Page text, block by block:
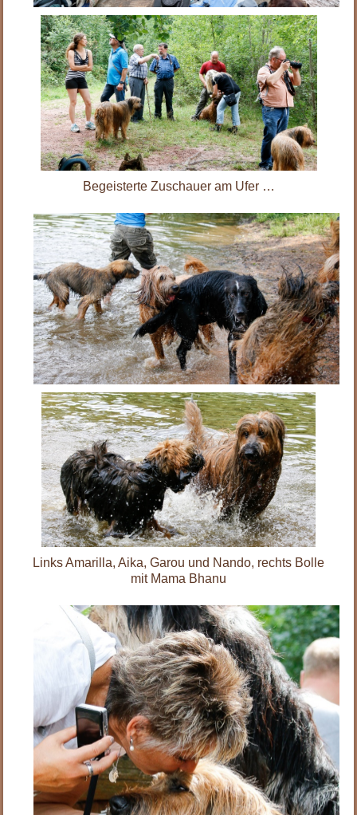
Begeisterte Zuschauer am Ufer …
Links Amarilla, Aika, Garou und Nando, rechts Bolle
mit Mama Bhanu